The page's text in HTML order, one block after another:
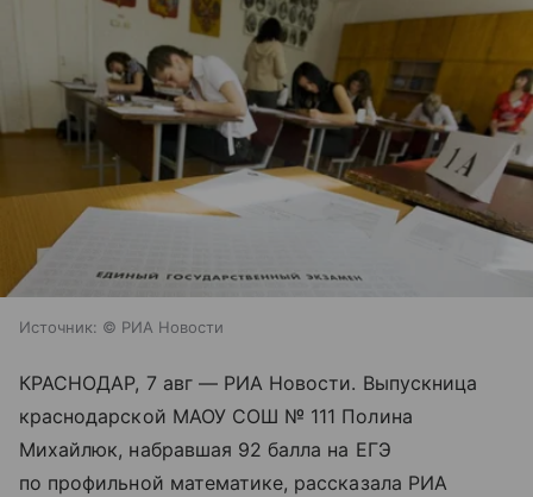
Источник: © РИА Новости
КРАСНОДАР, 7 авг — РИА Новости. Выпускница
краснодарской МАОУ СОШ № 111 Полина
Михайлюк, набравшая 92 балла на ЕГЭ
по профильной математике, рассказала РИА